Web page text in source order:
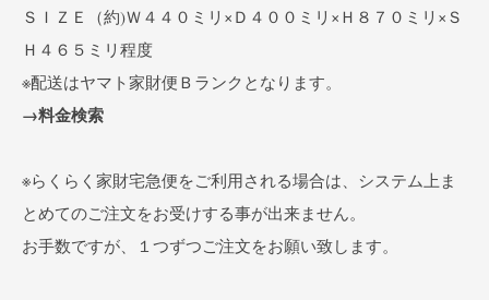
ＳＩＺＥ（約)Ｗ４４０ミリ×Ｄ４００ミリ×Ｈ８７０ミリ×Ｓ
Ｈ４６５ミリ程度
※配送はヤマト家財便Ｂランクとなります。
→料金検索
※らくらく家財宅急便をご利用される場合は、システム上ま
とめてのご注文をお受けする事が出来ません。
お手数ですが、１つずつご注文をお願い致します。